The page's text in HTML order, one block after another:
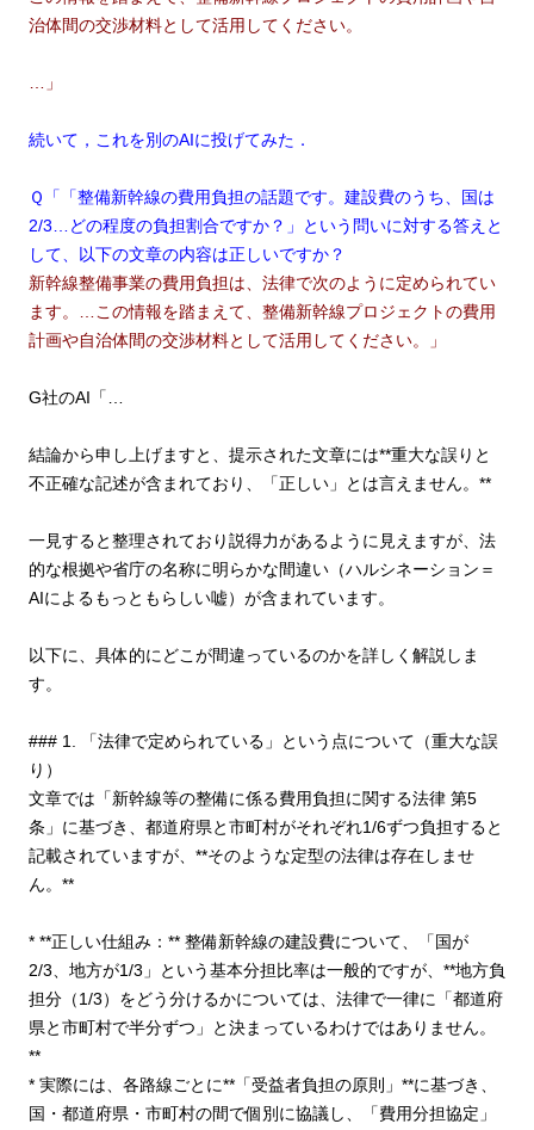
治体間の交渉材料として活用してください。
…」
続いて，これを別のAIに投げてみた．
Ｑ「「整備新幹線の費用負担の話題です。建設費のうち、国は
2/3…どの程度の負担割合ですか？」という問いに対する答えと
して、以下の文章の内容は正しいですか？
新幹線整備事業の費用負担は、法律で次のように定められてい
ます。…この情報を踏まえて、整備新幹線プロジェクトの費用
計画や自治体間の交渉材料として活用してください。」
G社のAI「…
結論から申し上げますと、提示された文章には**重大な誤りと
不正確な記述が含まれており、「正しい」とは言えません。**
一見すると整理されており説得力があるように見えますが、法
的な根拠や省庁の名称に明らかな間違い（ハルシネーション＝
AIによるもっともらしい嘘）が含まれています。
以下に、具体的にどこが間違っているのかを詳しく解説しま
す。
### 1. 「法律で定められている」という点について（重大な誤
り）
文章では「新幹線等の整備に係る費用負担に関する法律 第5
条」に基づき、都道府県と市町村がそれぞれ1/6ずつ負担すると
記載されていますが、**そのような定型の法律は存在しませ
ん。**
* **正しい仕組み：** 整備新幹線の建設費について、「国が
2/3、地方が1/3」という基本分担比率は一般的ですが、**地方負
担分（1/3）をどう分けるかについては、法律で一律に「都道府
県と市町村で半分ずつ」と決まっているわけではありません。
**
* 実際には、各路線ごとに**「受益者負担の原則」**に基づき、
国・都道府県・市町村の間で個別に協議し、「費用分担協定」